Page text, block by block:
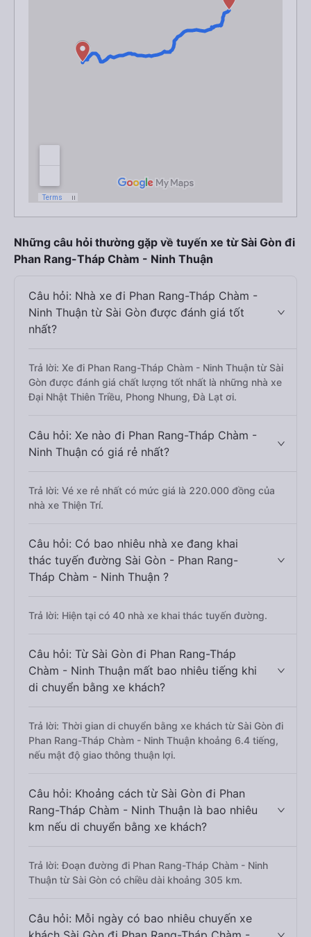
Những câu hỏi thường gặp về tuyến xe từ Sài Gòn đi
Phan Rang-Tháp Chàm - Ninh Thuận
Câu hỏi: Nhà xe đi Phan Rang-Tháp Chàm -
Ninh Thuận từ Sài Gòn được đánh giá tốt
nhất?
Trả lời: Xe đi Phan Rang-Tháp Chàm - Ninh Thuận từ Sài
Gòn được đánh giá chất lượng tốt nhất là những nhà xe
Đại Nhật Thiên Triều, Phong Nhung, Đà Lạt ơi.
Câu hỏi: Xe nào đi Phan Rang-Tháp Chàm -
Ninh Thuận có giá rẻ nhất?
Trả lời: Vé xe rẻ nhất có mức giá là 220.000 đồng của
nhà xe Thiện Trí.
Câu hỏi: Có bao nhiêu nhà xe đang khai
thác tuyến đường Sài Gòn - Phan Rang-
Tháp Chàm - Ninh Thuận ?
Trả lời: Hiện tại có 40 nhà xe khai thác tuyến đường.
Câu hỏi: Từ Sài Gòn đi Phan Rang-Tháp
Chàm - Ninh Thuận mất bao nhiêu tiếng khi
di chuyển bằng xe khách?
Trả lời: Thời gian di chuyển bằng xe khách từ Sài Gòn đi
Phan Rang-Tháp Chàm - Ninh Thuận khoảng 6.4 tiếng,
nếu mật độ giao thông thuận lợi.
Câu hỏi: Khoảng cách từ Sài Gòn đi Phan
Rang-Tháp Chàm - Ninh Thuận là bao nhiêu
km nếu di chuyển bằng xe khách?
Trả lời: Đoạn đường đi Phan Rang-Tháp Chàm - Ninh
Thuận từ Sài Gòn có chiều dài khoảng 305 km.
Câu hỏi: Mỗi ngày có bao nhiêu chuyến xe